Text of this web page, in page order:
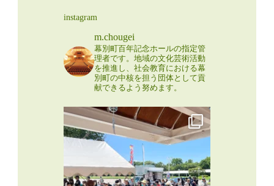
instagram
m.chougei
幕別町百年記念ホールの指定管
理者です。地域の文化芸術活動
を推進し、社会教育における幕
別町の中核を担う団体として貢
献できるよう努めます。